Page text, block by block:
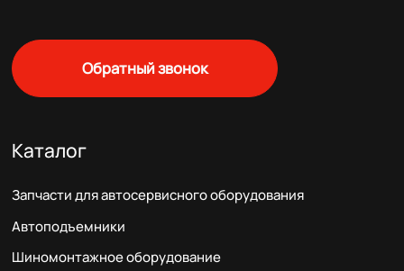
Обратный звонок
Каталог
Запчасти для автосервисного оборудования
Автоподъемники
Шиномонтажное оборудование